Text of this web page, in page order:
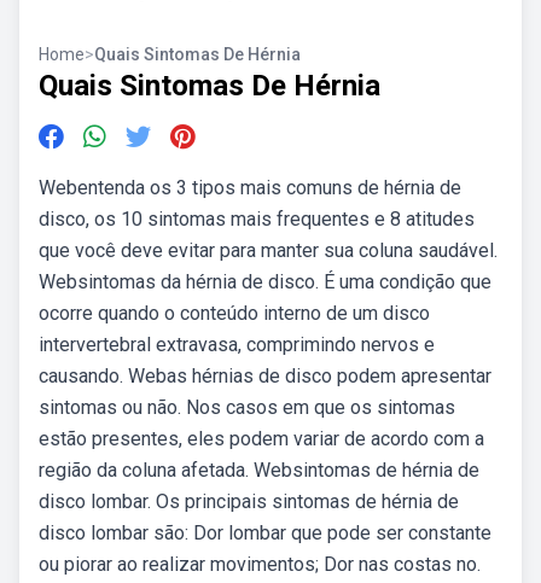
Home>Quais Sintomas De Hérnia
Quais Sintomas De Hérnia
Webentenda os 3 tipos mais comuns de hérnia de
disco, os 10 sintomas mais frequentes e 8 atitudes
que você deve evitar para manter sua coluna saudável.
Websintomas da hérnia de disco. É uma condição que
ocorre quando o conteúdo interno de um disco
intervertebral extravasa, comprimindo nervos e
causando. Webas hérnias de disco podem apresentar
sintomas ou não. Nos casos em que os sintomas
estão presentes, eles podem variar de acordo com a
região da coluna afetada. Websintomas de hérnia de
disco lombar. Os principais sintomas de hérnia de
disco lombar são: Dor lombar que pode ser constante
ou piorar ao realizar movimentos; Dor nas costas no.